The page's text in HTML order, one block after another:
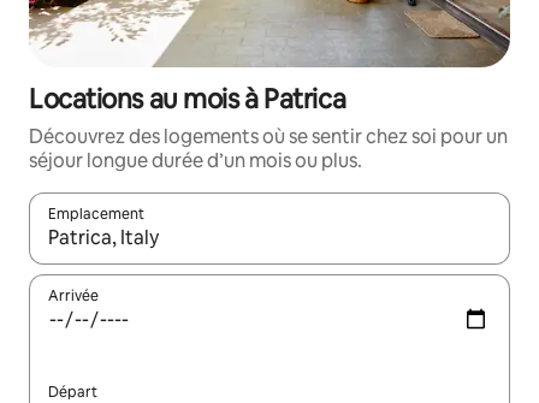
Locations au mois à Patrica
Découvrez des logements où se sentir chez soi pour un
séjour longue durée d’un mois ou plus.
Emplacement
Quand les résultats sont affichés, parcourez-les en utilisant
Arrivée
Départ